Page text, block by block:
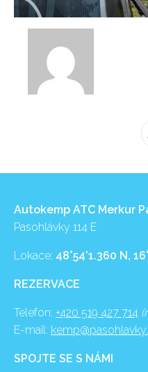
Autokemp ATC Merkur
Pasohlávky 114 E
Lokace: 48°54’1.360 N,
REZERVACE
Telefon: +420 519 427 714
E-mail:
SPOJTE SE S NÁMI